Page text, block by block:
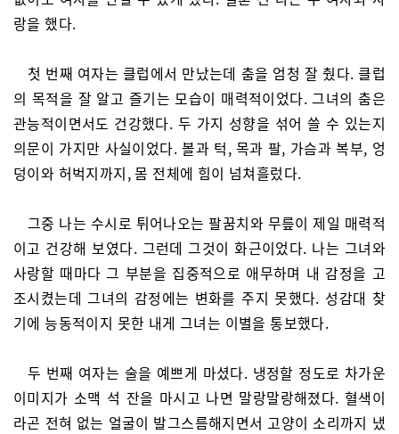
랑을 했다.
첫 번째 여자는 클럽에서 만났는데 춤을 엄청 잘 췄다. 클럽
의 목적을 잘 알고 즐기는 모습이 매력적이었다. 그녀의 춤은
관능적이면서도 건강했다. 두 가지 성향을 섞어 쓸 수 있는지
의문이 가지만 사실이었다. 볼과 턱, 목과 팔, 가슴과 복부, 엉
덩이와 허벅지까지, 몸 전체에 힘이 넘쳐흘렀다.
그중 나는 수시로 튀어나오는 팔꿈치와 무릎이 제일 매력적
이고 건강해 보였다. 그런데 그것이 화근이었다. 나는 그녀와
사랑할 때마다 그 부분을 집중적으로 애무하며 내 감정을 고
조시켰는데 그녀의 감정에는 변화를 주지 못했다. 성감대 찾
기에 능동적이지 못한 내게 그녀는 이별을 통보했다.
두 번째 여자는 술을 예쁘게 마셨다. 냉정할 정도로 차가운
이미지가 소맥 석 잔을 마시고 나면 말랑말랑해졌다. 혈색이
라곤 전혀 없는 얼굴이 발그스름해지면서 고양이 소리까지 냈